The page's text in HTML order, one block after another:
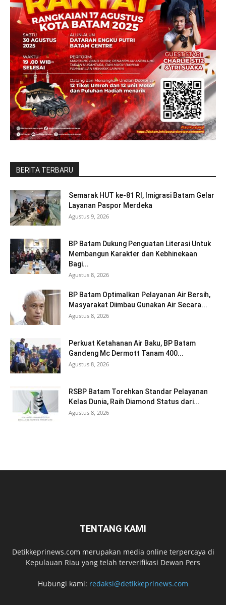
BERITA TERBARU
Semarak HUT ke-81 RI, Imigrasi Batam Gelar
Layanan Paspor Merdeka
Agustus 9, 2026
BP Batam Dukung Penguatan Literasi Untuk
Membangun Karakter dan Kebhinekaan
Bagi...
Agustus 8, 2026
BP Batam Optimalkan Pelayanan Air Bersih,
Masyarakat Diimbau Gunakan Air Secara...
Agustus 8, 2026
Perkuat Ketahanan Air Baku, BP Batam
Gandeng Mc Dermott Tanam 400...
Agustus 8, 2026
RSBP Batam Torehkan Standar Pelayanan
Kelas Dunia, Raih Diamond Status dari...
Agustus 8, 2026
TENTANG KAMI
Detikkeprinews.com merupakan media online terpercaya di
Kepulauan Riau yang telah terverifikasi Dewan Pers
Hubungi kami: redaksi@detikkeprinews.com